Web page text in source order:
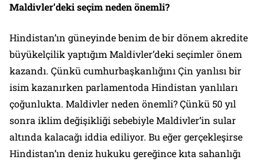
Maldivler’deki seçim neden önemli?
Hindistan’ın güneyinde benim de bir dönem akredite
büyükelçilik yaptığım Maldivler’deki seçimler önem
kazandı. Çünkü cumhurbaşkanlığını Çin yanlısı bir
isim kazanırken parlamentoda Hindistan yanlıları
çoğunlukta. Maldivler neden önemli? Çünkü 50 yıl
sonra iklim değişikliği sebebiyle Maldivler’in sular
altında kalacağı iddia ediliyor. Bu eğer gerçekleşirse
Hindistan’ın deniz hukuku gereğince kıta sahanlığı